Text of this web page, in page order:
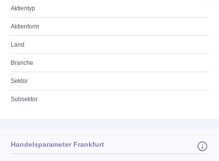
Aktientyp
Aktienform
Land
Branche
Sektor
Subsektor
Handelsparameter Frankfurt